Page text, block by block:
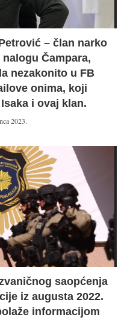
– član narko
Čampara,
nezakonito u FB
onima, koji
i ovaj klan.
2023.
saopćenja
iz augusta 2022.
informacijom